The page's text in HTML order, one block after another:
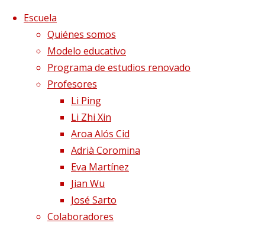
Saltar al contenido
Escuela
Quiénes somos
Modelo educativo
Programa de estudios renovado
Profesores
Li Ping
Li Zhi Xin
Aroa Alós Cid
Adrià Coromina
Eva Martínez
Jian Wu
José Sarto
Colaboradores
Página de InicioFormación en Qigong